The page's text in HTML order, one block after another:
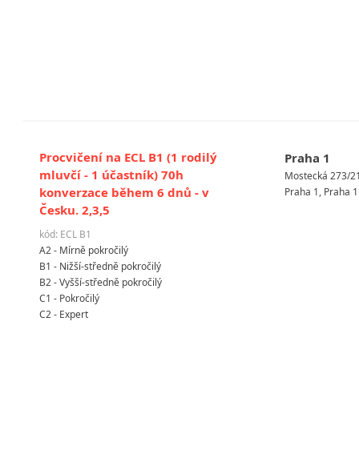
Procvičení na ECL B1 (1 rodilý
mluvčí - 1 účastník) 70h
konverzace během 6 dnů - v
Česku. 2,3,5
kód: ECL B1
A2 - Mírně pokročilý
B1 - Nižší-středně pokročilý
B2 - Vyšší-středně pokročilý
C1 - Pokročilý
C2 - Expert
Praha 1
Mostecká 273/
Praha 1, Praha 1